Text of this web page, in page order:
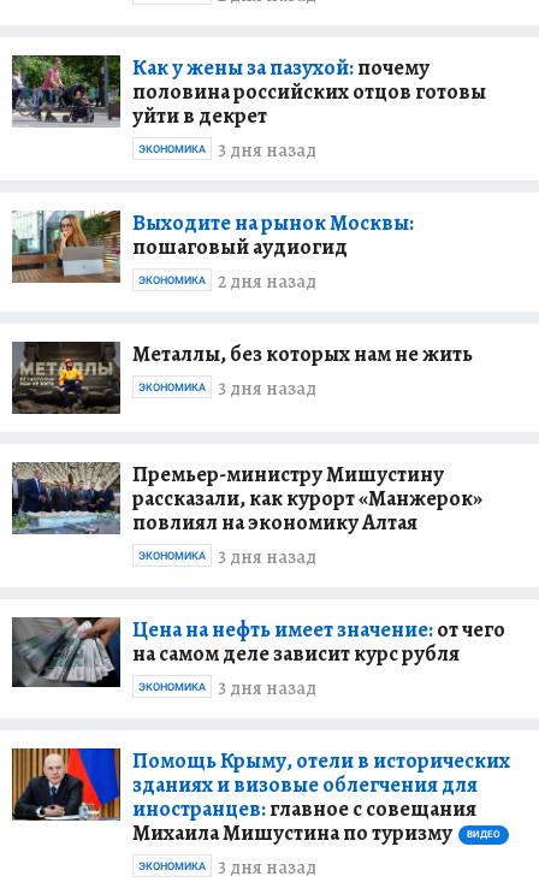
Как у жены за пазухой:почему
половина российских отцов готовы
уйти в декрет
3 дня назад
ЭКОНОМИКА
Выходите на рынок Москвы:
пошаговый аудиогид
2 дня назад
ЭКОНОМИКА
Металлы, без которых нам не жить
3 дня назад
ЭКОНОМИКА
Премьер-министру Мишустину
рассказали, как курорт «Манжерок»
повлиял на экономику Алтая
3 дня назад
ЭКОНОМИКА
Цена на нефть имеет значение:от чего
на самом деле зависит курс рубля
3 дня назад
ЭКОНОМИКА
Помощь Крыму, отели в исторических
зданиях и визовые облегчения для
иностранцев:главное с совещания
Михаила Мишустина по туризму
ВИДЕО
3 дня назад
ЭКОНОМИКА